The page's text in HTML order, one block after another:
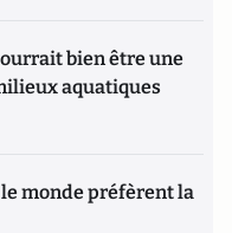
bien être une
aquatiques
monde préfèrent la